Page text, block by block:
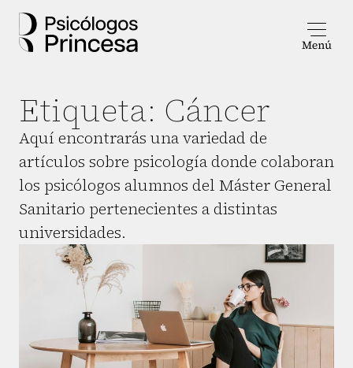
Etiqueta: Cáncer
Aquí encontrarás una variedad de
artículos sobre psicología donde colaboran
los psicólogos alumnos del Máster General
Sanitario pertenecientes a distintas
universidades.